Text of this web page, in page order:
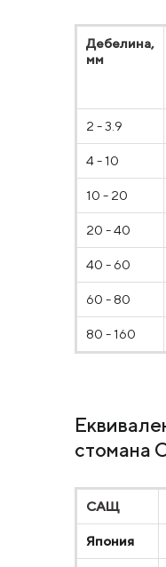
Дебелина,
мм
2 - 3.9
4 - 10
10 - 20
20 - 40
40 - 60
60 - 80
80 - 160
стомана
САЩ
Япония